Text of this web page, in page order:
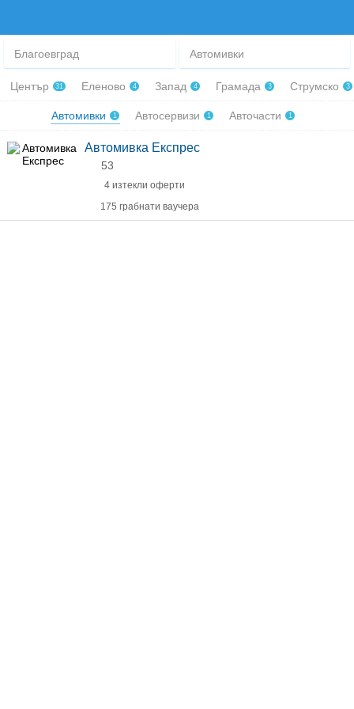
Благоевград Автомивки
Център 31 Еленово 4 Запад 4 Грамада 3 Струмско 3
Автомивки 1 Автосервизи 1 Авточасти 1
Автомивка Експрес
53
4 изтекли оферти
175 грабнати ваучера